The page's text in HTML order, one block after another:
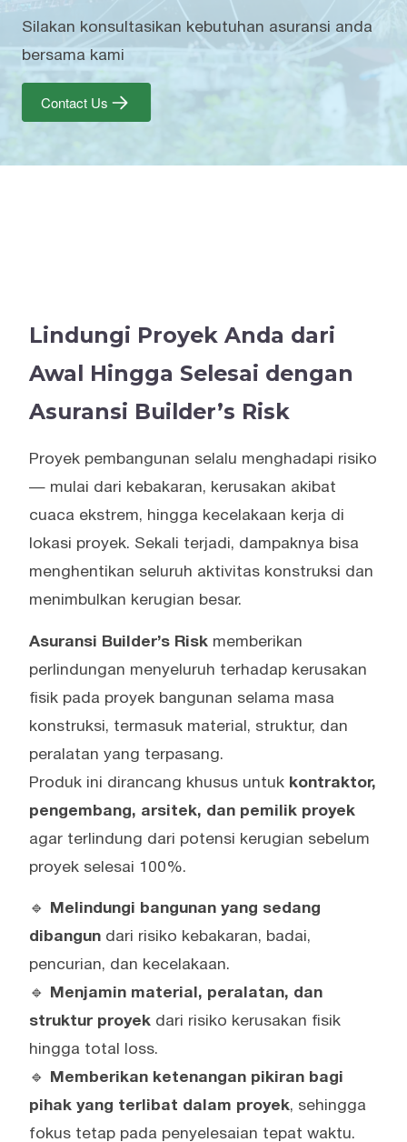
Silakan konsultasikan kebutuhan asuransi anda
bersama kami
Contact Us
Lindungi Proyek Anda dari
Awal Hingga Selesai dengan
Asuransi Builder’s Risk
Proyek pembangunan selalu menghadapi risiko
— mulai dari kebakaran, kerusakan akibat
cuaca ekstrem, hingga kecelakaan kerja di
lokasi proyek. Sekali terjadi, dampaknya bisa
menghentikan seluruh aktivitas konstruksi dan
menimbulkan kerugian besar.
Asuransi Builder’s Risk memberikan
perlindungan menyeluruh terhadap kerusakan
fisik pada proyek bangunan selama masa
konstruksi, termasuk material, struktur, dan
peralatan yang terpasang.
Produk ini dirancang khusus untuk kontraktor,
pengembang, arsitek, dan pemilik proyek
agar terlindung dari potensi kerugian sebelum
proyek selesai 100%.
🔹
Melindungi bangunan yang sedang
dibangun dari risiko kebakaran, badai,
pencurian, dan kecelakaan.
🔹
Menjamin material, peralatan, dan
struktur proyek dari risiko kerusakan fisik
hingga total loss.
🔹
Memberikan ketenangan pikiran bagi
pihak yang terlibat dalam proyek, sehingga
fokus tetap pada penyelesaian tepat waktu.